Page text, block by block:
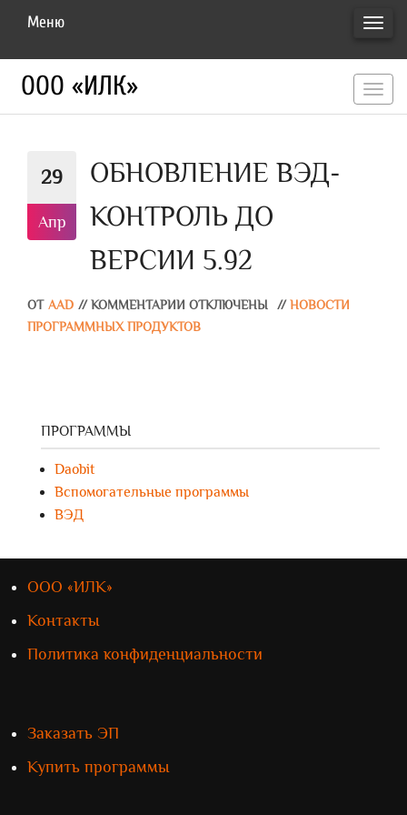
Меню
ООО «ИЛК»
29
Апр
ОБНОВЛЕНИЕ ВЭД-
КОНТРОЛЬ ДО
ВЕРСИИ 5.92
ОТ AAD // КОММЕНТАРИИ ОТКЛЮЧЕНЫ // НОВОСТИ
ПРОГРАММНЫХ ПРОДУКТОВ
ПРОГРАММЫ
Daobit
Вспомогательные программы
ВЭД
ООО «ИЛК»
Контакты
Политика конфиденциальности
Заказать ЭП
Купить программы